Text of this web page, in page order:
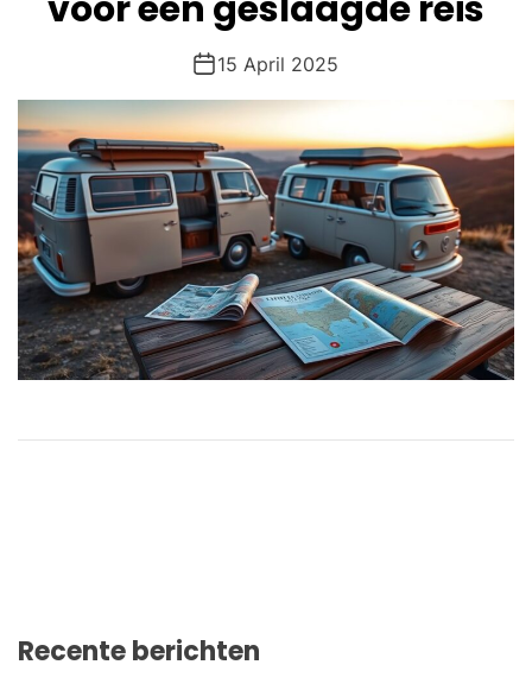
voor een geslaagde reis
15 April 2025
Recente berichten